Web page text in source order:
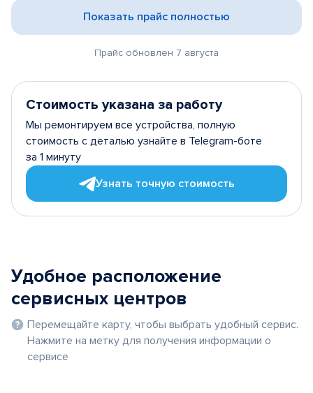
Показать прайс полностью
Прайс обновлен 7 августа
Стоимость указана за работу
Мы ремонтируем все устройства, полную
стоимость с деталью узнайте в Telegram-боте
за 1 минуту
Узнать точную стоимость
Удобное расположение
сервисных центров
Перемещайте карту, чтобы выбрать удобный сервис.
Нажмите на метку для получения информации о
сервисе